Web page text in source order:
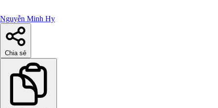
Nguyễn Minh Hy
Chia sẻ